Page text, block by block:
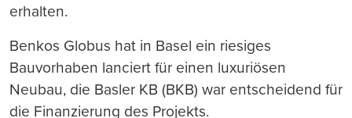
erhalten.
Benkos Globus hat in Basel ein riesiges
Bauvorhaben lanciert für einen luxuriösen
Neubau, die Basler KB (BKB) war entscheidend für
die Finanzierung des Projekts.